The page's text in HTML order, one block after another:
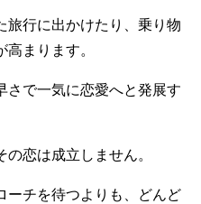
旅行に出かけたり、乗り物
まります。
さで一気に恋愛へと発展す
恋は成立しません。
ーチを待つよりも、どんど